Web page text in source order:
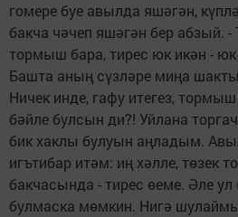
гомере буе авылда яшәгән,
бакча чәчеп яшәгән бер абзый. -
тормыш бара, тирес юк икән - юк.
Башта аның сүзләре миңа
Ничек инде, гафу итегез,
бәйле булсын ди?! Уйлана
бик хаклы булуын аңладым.
игътибар итәм: иң хәлле, төзек
бакчасында - тирес өеме. Әле ул
булмаска мөмкин. Нигә